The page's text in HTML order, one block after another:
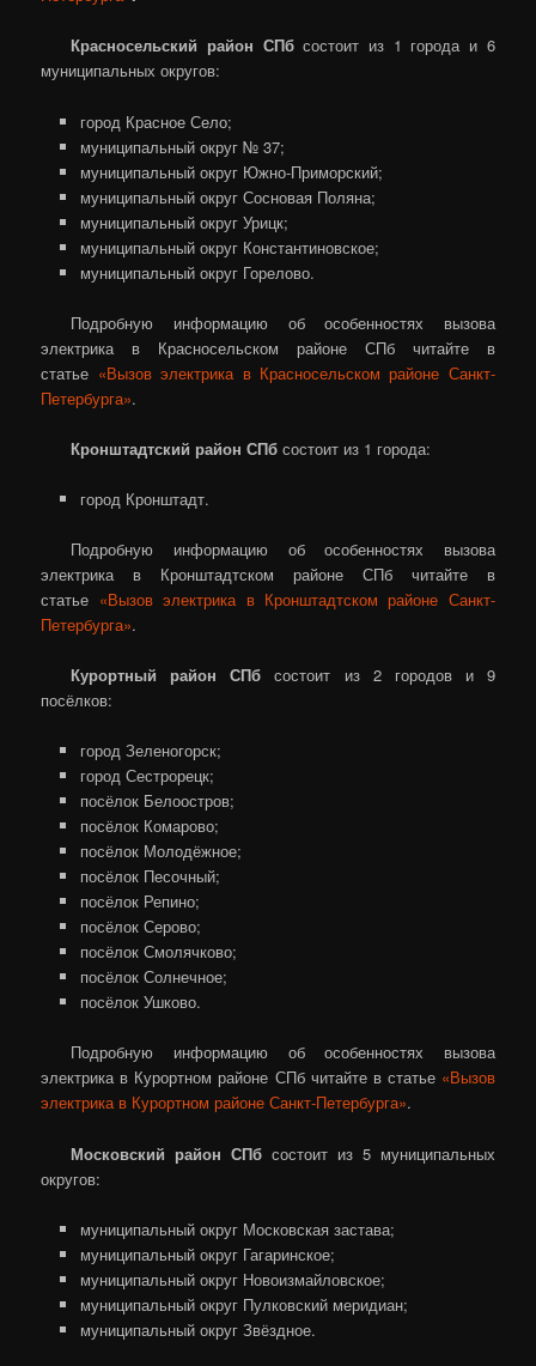
Красносельский район СПбсостоит из 1 города и 6
муниципальных округов:
город Красное Село;
муниципальный округ № 37;
муниципальный округ Южно-Приморский;
муниципальный округ Сосновая Поляна;
муниципальный округ Урицк;
муниципальный округ Константиновское;
муниципальный округ Горелово.
Подробную информацию об особенностях вызова
электрика в Красносельском районе СПб читайте в
статье «Вызов электрика в Красносельском районе Санкт-
Петербурга».
Кронштадтский район СПб состоит из 1 города:
город Кронштадт.
Подробную информацию об особенностях вызова
электрика в Кронштадтском районе СПб читайте в
статье «Вызов электрика в Кронштадтском районе Санкт-
Петербурга».
Курортный район СПб состоит из 2 городов и 9
посёлков:
город Зеленогорск;
город Сестрорецк;
посёлок Белоостров;
посёлок Комарово;
посёлок Молодёжное;
посёлок Песочный;
посёлок Репино;
посёлок Серово;
посёлок Смолячково;
посёлок Солнечное;
посёлок Ушково.
Подробную информацию об особенностях вызова
электрика в Курортном районе СПб читайте в статье «Вызов
электрика в Курортном районе Санкт-Петербурга».
Московский район СПб состоит из 5 муниципальных
округов:
муниципальный округ Московская застава;
муниципальный округ Гагаринское;
муниципальный округ Новоизмайловское;
муниципальный округ Пулковский меридиан;
муниципальный округ Звёздное.